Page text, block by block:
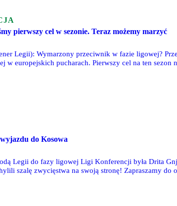
pierwszy cel w sezonie. Teraz możemy marzyć
Legii): Wymarzony przeciwnik w fazie ligowej?
w europejskich pucharach. Pierwszy cel na ten sezon
do Kosowa
Legii do fazy ligowej Ligi Konferencji była Drita
szalę zwycięstwa na swoją stronę! Zapraszamy do